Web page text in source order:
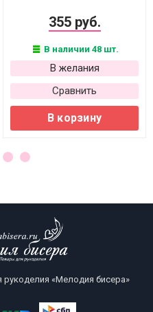
355 руб.
В наличии 48 шт.
В желания
Сравнить
В корзину
рукоделия «Мелодия бисера»